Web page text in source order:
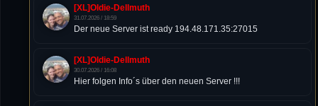
[XL]Oldie-Dellmuth
31.07.2026 / 18:59
Der neue Server ist ready 194.48.171.35:27015
[XL]Oldie-Dellmuth
30.07.2026 / 16:08
Hier folgen Info´s über den neuen Server !!!